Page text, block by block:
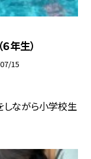
年生）
15
しながら小学校生